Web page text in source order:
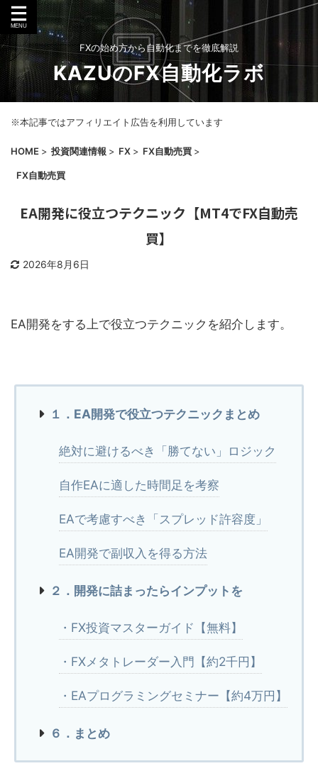
FXの始め方から自動化までを徹底解説
KAZUのFX自動化ラボ
※本記事ではアフィリエイト広告を利用しています
HOME > 投資関連情報 > FX > FX自動売買 >
FX自動売買
EA開発に役立つテクニック【MT4でFX自動売
買】
2026年8月6日
EA開発をする上で役立つテクニックを紹介します。
１．EA開発で役立つテクニックまとめ
絶対に避けるべき「勝てない」ロジック
自作EAに適した時間足を考察
EAで考慮すべき「スプレッド許容度」
EA開発で副収入を得る方法
２．開発に詰まったらインプットを
・FX投資マスターガイド【無料】
・FXメタトレーダー入門【約2千円】
・EAプログラミングセミナー【約4万円】
６．まとめ